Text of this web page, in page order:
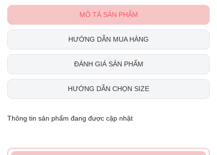
MÔ TẢ SẢN PHẨM
HƯỚNG DẪN MUA HÀNG
ĐÁNH GIÁ SẢN PHẨM
HƯỚNG DẪN CHỌN SIZE
Thông tin sản phẩm đang được cập nhật